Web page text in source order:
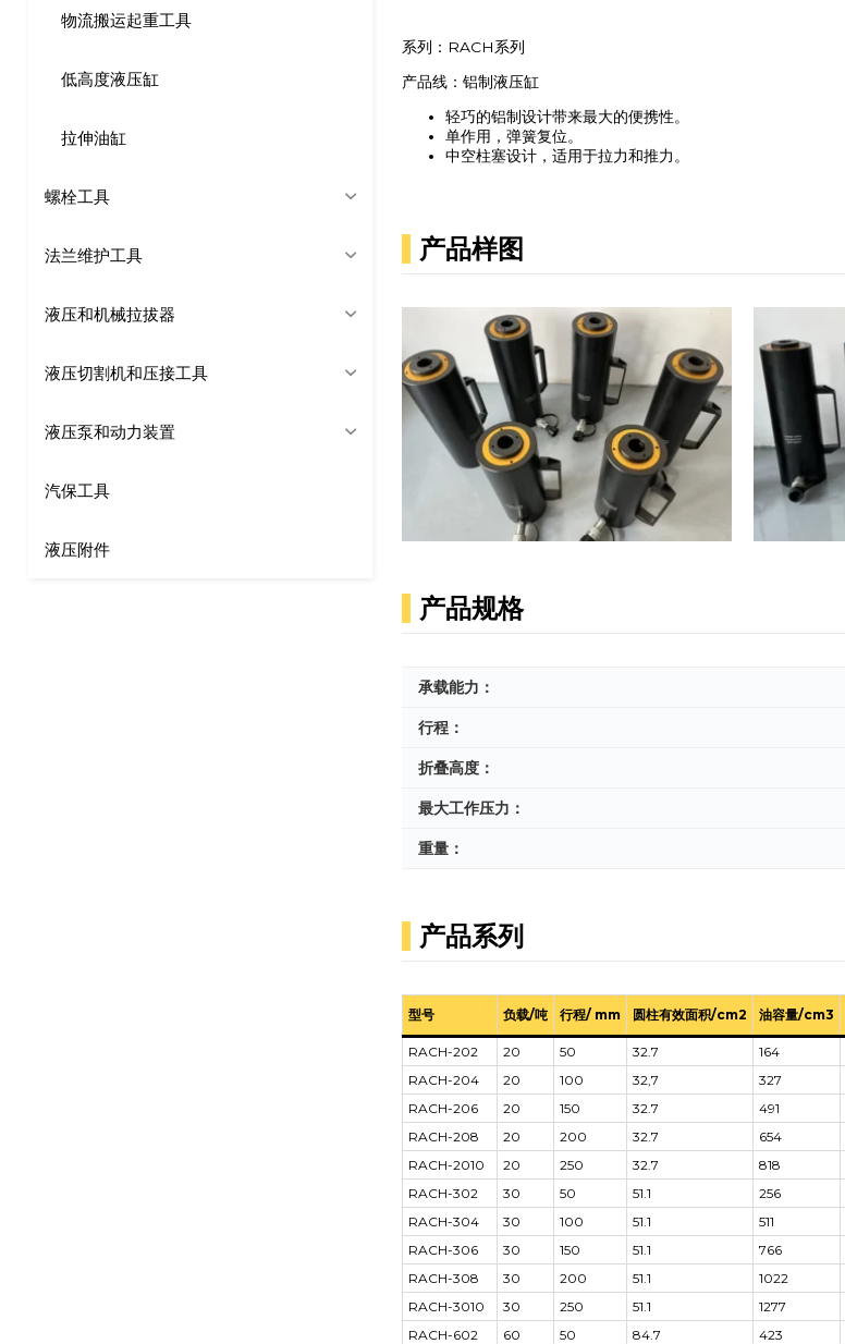
物流搬运起重工具
低高度液压缸
拉伸油缸
螺栓工具
法兰维护工具
液压和机械拉拔器
液压切割机和压接工具
液压泵和动力装置
汽保工具
液压附件
系列：RACH系列
产品线：铝制液压缸
轻巧的铝制设计带来最大的便携性。
单作用，弹簧复位。
中空柱塞设计，适用于拉力和推力。
产品样图
产品规格
承载能力：
行程：
折叠高度：
最大工作压力：
重量：
产品系列
型号 负载/吨 行程/ mm 圆柱有效面积/cm2 油容量/cm3
RACH-202 20 50 32.7 164
RACH-204
20 100 32,7 327
RACH-206
20 150 32.7 491
RACH-208
20 200 32.7 654
RACH-2010
20 250 32.7 818
RACH-302
30 50 51.1 256
RACH-304
30 100 51.1 511
RACH-306
30 150 51.1 766
RACH-308
30 200 51.1 1022
RACH-3010
30 250 51.1 1277
RACH-602
60 50 84.7 423